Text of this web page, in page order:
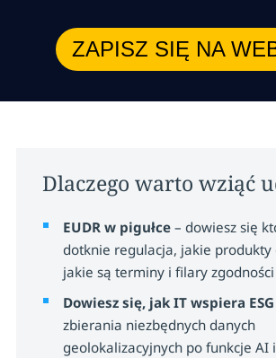
regulacyjny
ESG z lotu ptaka – aktualna
Kogo obowiązuje EUDR
wymogów EUDR
IT – fundament
EUDR
ZAPISZ SIĘ NA
Dlaczego warto wziąć
EUDR w pigułce – dowiesz się
dotknie regulacja, jakie produkty
jakie są terminy i filary zgodności
Dowiesz się, jak IT wspiera ESG
zbierania niezbędnych danych
geolokalizacyjnych po funkcje AI i